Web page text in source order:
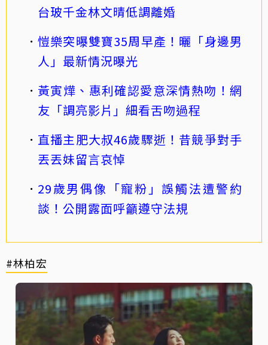
台玻千金林文晴低調離婚
愷樂突曝雙寶35周早產！曬「身邊男
人」最新情況曝光
黃寅燁、惠利確認愛意深情熱吻！網
友「調亮影片」細看舌吻過程
直播主肥大叔46歲驟逝！昔競爭對手
丟丟妹留言哀悼
29歲男偶像「寵粉」誤觸法遭警約
談！公開露面呼籲遵守法規
#林柏宏